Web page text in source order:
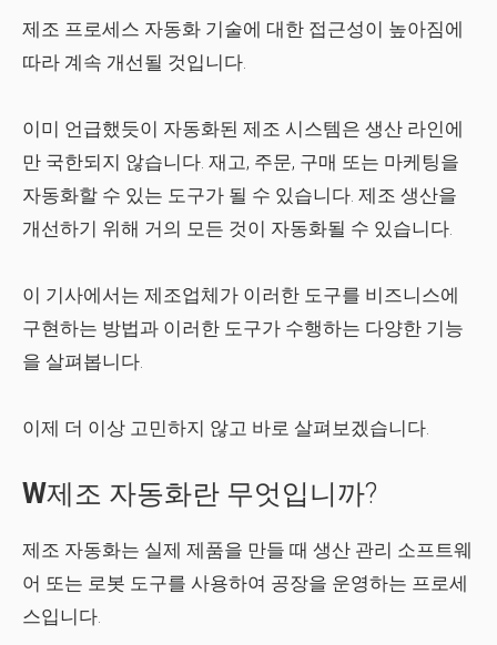
제조 프로세스 자동화 기술에 대한 접근성이 높아짐에
따라 계속 개선될 것입니다.
이미 언급했듯이 자동화된 제조 시스템은 생산 라인에
만 국한되지 않습니다. 재고, 주문, 구매 또는 마케팅을
자동화할 수 있는 도구가 될 수 있습니다. 제조 생산을
개선하기 위해 거의 모든 것이 자동화될 수 있습니다.
이 기사에서는 제조업체가 이러한 도구를 비즈니스에
구현하는 방법과 이러한 도구가 수행하는 다양한 기능
을 살펴봅니다.
이제 더 이상 고민하지 않고 바로 살펴보겠습니다.
W제조 자동화란 무엇입니까?
제조 자동화는 실제 제품을 만들 때 생산 관리 소프트웨
어 또는 로봇 도구를 사용하여 공장을 운영하는 프로세
스입니다.